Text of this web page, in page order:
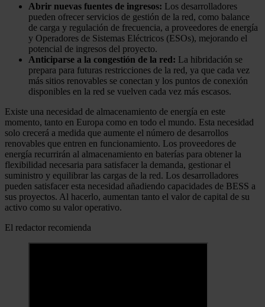
Abrir nuevas fuentes de ingresos: Los desarrolladores
pueden ofrecer servicios de gestión de la red, como balance
de carga y regulación de frecuencia, a proveedores de energía
y Operadores de Sistemas Eléctricos (ESOs), mejorando el
potencial de ingresos del proyecto.
Anticiparse a la congestión de la red: La hibridación se
prepara para futuras restricciones de la red, ya que cada vez
más sitios renovables se conectan y los puntos de conexión
disponibles en la red se vuelven cada vez más escasos.
Existe una necesidad de almacenamiento de energía en este
momento, tanto en Europa como en todo el mundo. Esta necesidad
solo crecerá a medida que aumente el número de desarrollos
renovables que entren en funcionamiento. Los proveedores de
energía recurrirán al almacenamiento en baterías para obtener la
flexibilidad necesaria para satisfacer la demanda, gestionar el
suministro y equilibrar las cargas de la red. Los desarrolladores
pueden satisfacer esta necesidad añadiendo capacidades de BESS a
sus proyectos. Al hacerlo, aumentan tanto el valor de capital de su
activo como su valor operativo.
El redactor recomienda